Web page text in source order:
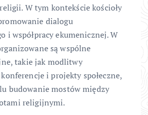
W tym kontekście kościoły
dialogu
i współpracy ekumenicznej. W
są wspólne
takie jak modlitwy
i projekty społeczne,
budowanie mostów między
religijnymi.